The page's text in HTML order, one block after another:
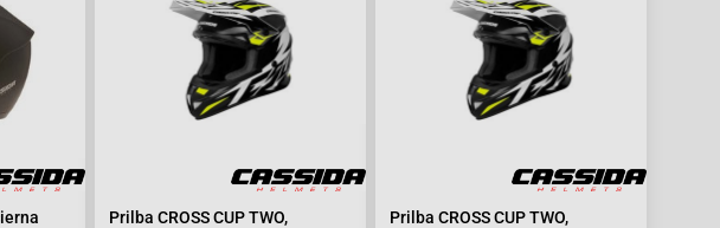
Prilba CROSS CUP TWO,
Prilba CROSS CUP TWO,